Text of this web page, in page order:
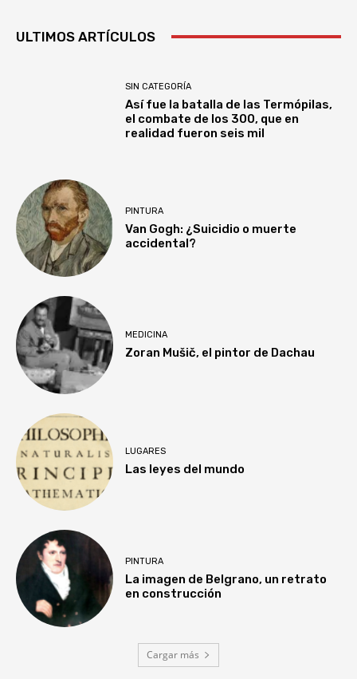
ULTIMOS ARTÍCULOS
SIN CATEGORÍA
Así fue la batalla de las Termópilas,
el combate de los 300, que en
realidad fueron seis mil
PINTURA
Van Gogh: ¿Suicidio o muerte
accidental?
MEDICINA
Zoran Mušič, el pintor de Dachau
LUGARES
Las leyes del mundo
PINTURA
La imagen de Belgrano, un retrato
en construcción
Cargar más